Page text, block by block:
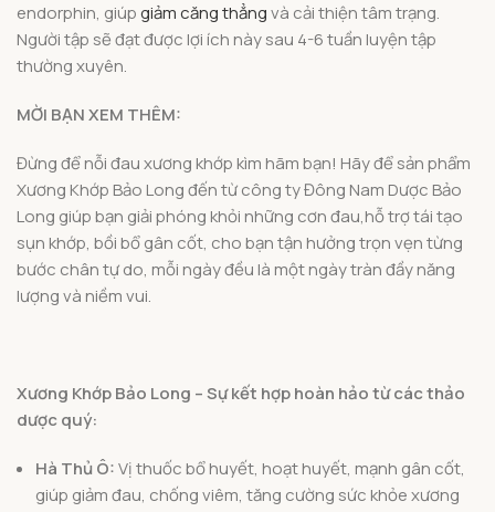
endorphin, giúpgiảm căng thẳngvà cải thiện tâm trạng.
Người tập sẽ đạt được lợi ích này sau 4-6 tuần luyện tập
thường xuyên.
MỜI BẠN XEM THÊM:
Đừng để nỗi đau xương khớp kìm hãm bạn! Hãy để sản phẩm
Xương Khớp Bảo Long đến từ công ty Đông Nam Dược Bảo
Long giúp bạn giải phóng khỏi những cơn đau,hỗ trợ tái tạo
sụn khớp, bồi bổ gân cốt, cho bạn tận hưởng trọn vẹn từng
bước chân tự do, mỗi ngày đều là một ngày tràn đầy năng
lượng và niềm vui.
Xương Khớp Bảo Long – Sự kết hợp hoàn hảo từ các thảo
dược quý:
Hà Thủ Ô:Vị thuốc bổ huyết, hoạt huyết, mạnh gân cốt,
giúp giảm đau, chống viêm, tăng cường sức khỏe xương